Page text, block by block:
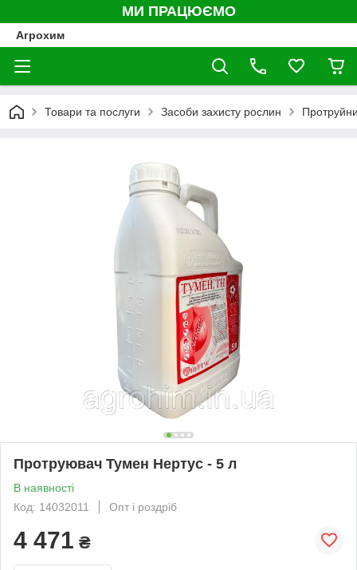
МИ ПРАЦЮЄМО
Агрохим
Товари та послуги Засоби захисту рослин
Протруювач Тумен Нертус - 5 л
В наявності
Код: 14032011
Опт і роздріб
4 471 ₴